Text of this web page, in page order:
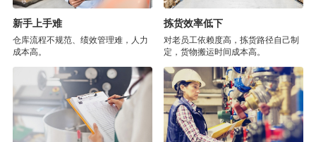
新手上手难
仓库流程不规范、绩效管理难，人力
成本高。
拣货效率低下
对老员工依赖度高，拣货路径自己制
定，货物搬运时间成本高。